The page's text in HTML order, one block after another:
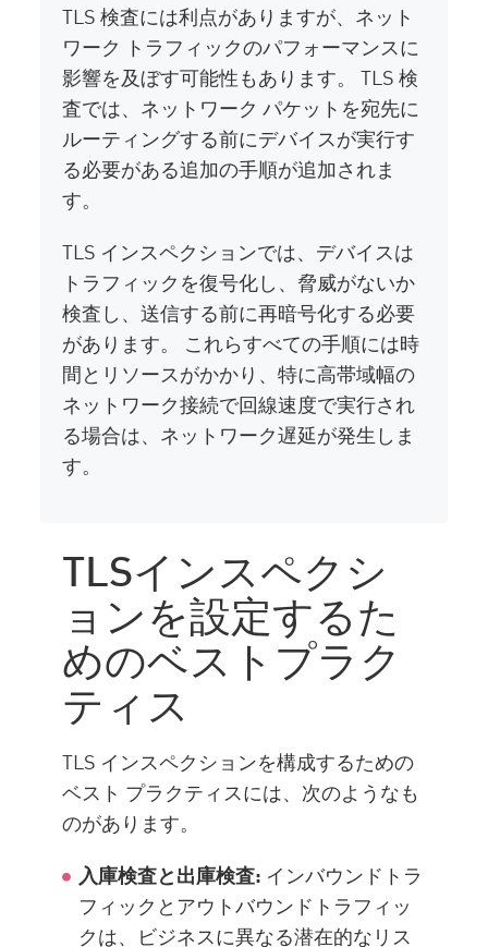
TLS 検査には利点がありますが、ネット
ワーク トラフィックのパフォーマンスに
影響を及ぼす可能性もあります。 TLS 検
査では、ネットワーク パケットを宛先に
ルーティングする前にデバイスが実行す
る必要がある追加の手順が追加されま
す。
TLS インスペクションでは、デバイスは
トラフィックを復号化し、脅威がないか
検査し、送信する前に再暗号化する必要
があります。 これらすべての手順には時
間とリソースがかかり、特に高帯域幅の
ネットワーク接続で回線速度で実行され
る場合は、ネットワーク遅延が発生しま
す。
TLSインスペクシ
ョンを設定するた
めのベストプラク
ティス
TLS インスペクションを構成するための
ベスト プラクティスには、次のようなも
のがあります。
入庫検査と出庫検査: インバウンドトラ
フィックとアウトバウンドトラフィッ
クは、ビジネスに異なる潜在的なリス